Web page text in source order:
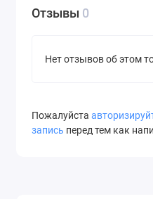
Отзывы 0
Нет отзывов об этом
Пожалуйста
запись перед тем как